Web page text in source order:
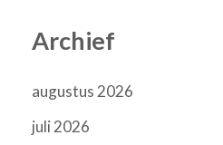
Archief
augustus 2026
juli 2026